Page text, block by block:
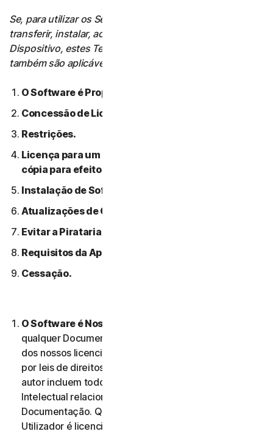
Se, para utilizar os Serviços, o Utilizador tiver de
transferir, instalar, aceder ou utilizar Software num
Dispositivo, estes Termos de Licença de Software
também são aplicáveis a essa utilização.
O Software é Propriedade da NortonLifeLock.
Concessão de Licença.
Restrições.
Licença para um único dispositivo: apenas uma
cópia para efeitos de backup ou arquivo permitida.
Instalação de Software.
Atualizações de Conteúdo Automáticas.
Evitar a Pirataria de Software.
Requisitos da Apple.
Cessação.
O Software é Nossa Propriedade
qualquer Documentação são nossa propriedade ou
dos nossos licenciantes e encontram-se protegidos
por leis de direitos de autor. Estas leis de direitos de
autor incluem todos os Direitos de Propriedade
Intelectual relacionados com o Software e a
Documentação. Qualquer Software fornecido ao
Utilizador é licenciado, e não vendido, ao Utilizador, e